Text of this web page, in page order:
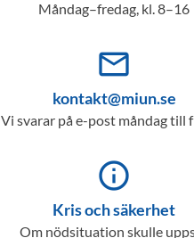
Måndag–fredag, kl. 8–16
mail_outline
kontakt@miun.se
Vi svarar på e-post måndag till
info_outline
Kris och säkerhet
Om nödsituation skulle